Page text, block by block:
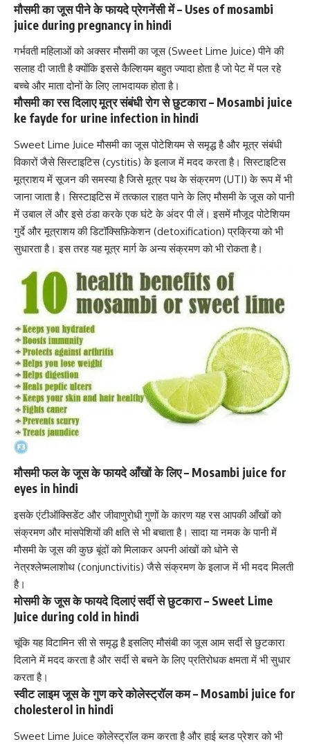
मौसमी का जूस पीने के फायदे प्रेगनेंसी में – Uses of mosambi
juice during pregnancy in hindi
गर्भवती महिलाओं को अक्सरमौसमी का जूस (Sweet Lime Juice) पीने की
सलाह दी जाती है क्योंकि इससेकैल्शियमबहुत ज्यादा होता है जो पेट में पल रहे
बच्चे और माता दोनों के लिए लाभदायक होता है।
मौसमी का रस दिलाए मूत्र संबंधी रोग से छुटकारा – Mosambi juice
ke fayde for urine infection in hindi
Sweet Lime Juice मौसमी का जूस पोटेशियम से समृद्ध है और मूत्र संबंधी
विकारों जैसे सिस्टाइटिस (cystitis) के इलाज में मदद करता है। सिस्टाइटिस
मूत्राशय में सूजन की समस्या है जिसे मूत्र पथ के संक्रमण (UTI) के रूप में भी
जाना जाता है। सिस्टाइटिस में तत्काल राहत पाने के लिए मौसमी के जूस को पानी
में उबाल लें और इसे ठंडा करके एक घंटे के अंदर पी लें। इसमें मौजूद पोटेशियम
गुर्दे और मूत्राशय कीडिटॉक्सिफ़िकेशन (detoxification) प्रक्रिया को भी
सुधारता है। इस तरह यह मूत्र मार्ग के अन्य संक्रमण को भी रोकता है।
मौसमी फल के जूस के फायदे आँखों के लिए – Mosambi juice for
eyes in hindi
इसके एंटीऑक्सिडेंट और जीवाणुरोधी गुणों के कारण यह रस आपकी आँखों को
संक्रमण और मांसपेशियों की क्षति से भी बचाता है। सादा या नमक के पानी में
मौसमी के जूस की कुछ बूंदों को मिलाकर अपनी आंखों को धोने से
नेत्रश्लेष्मलाशोथ (conjunctivitis) जैसे संक्रमण के इलाज में भी मदद मिलती
है।
मोसमी के जूस के फायदे दिलाएं सर्दी से छुटकारा – Sweet Lime
Juice during cold in hindi
चूंकि यहविटामिन सी से समृद्ध हैइसलिए मौसंबी का जूस आम सर्दी से छुटकारा
दिलाने में मदद करता है और सर्दी से बचने के लिए प्रतिरोधक क्षमता में भी सुधार
करता है।
स्वीट लाइम जूस के गुण करे कोलेस्ट्रॉल कम – Mosambi juice for
cholesterol in hindi
Sweet Lime Juiceकोलेस्ट्रॉलकम करता है औरहाई ब्लड प्रेशरको भी